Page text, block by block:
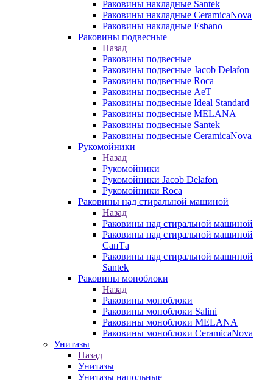
Раковины накладные Santek
Раковины накладные CeramicaNova
Раковины накладные Esbano
Раковины подвесные
Назад
Раковины подвесные
Раковины подвесные Jacob Delafon
Раковины подвесные Roca
Раковины подвесные AeT
Раковины подвесные Ideal Standard
Раковины подвесные MELANA
Раковины подвесные Santek
Раковины подвесные CeramicaNova
Рукомойники
Назад
Рукомойники
Рукомойники Jacob Delafon
Рукомойники Roca
Раковины над стиральной машиной
Назад
Раковины над стиральной машиной
Раковины над стиральной машиной
СанТа
Раковины над стиральной машиной
Santek
Раковины моноблоки
Назад
Раковины моноблоки
Раковины моноблоки Salini
Раковины моноблоки MELANA
Раковины моноблоки CeramicaNova
Унитазы
Назад
Унитазы
Унитазы напольные